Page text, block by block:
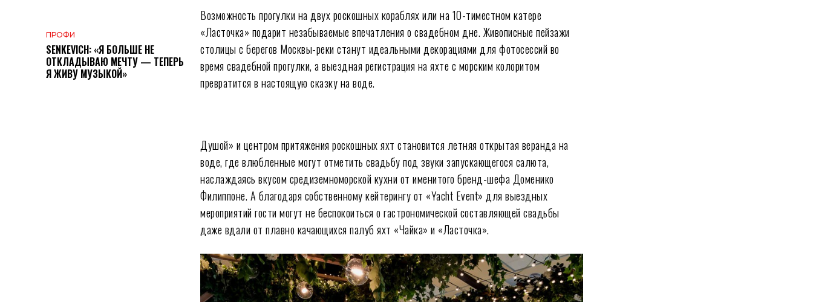
ПРОФИ
SENKEVICH: «Я БОЛЬШЕ НЕ
ОТКЛАДЫВАЮ МЕЧТУ — ТЕПЕРЬ
Я ЖИВУ МУЗЫКОЙ»
Возможность прогулки на двух роскошных кораблях или на 10-тиместном катере
«Ласточка» подарит незабываемые впечатления о свадебном дне. Живописные пейзажи
столицы с берегов Москвы-реки станут идеальными декорациями для фотосессий во
время свадебной прогулки, а выездная регистрация на яхте с морским колоритом
превратится в настоящую сказку на воде.
Душой» и центром притяжения роскошных яхт становится летняя открытая веранда на
воде, где влюбленные могут отметить свадьбу под звуки запускающегося салюта,
наслаждаясь вкусом средиземноморской кухни от именитого бренд-шефа Доменико
Филиппоне. А благодаря собственному кейтерингу от «Yacht Event» для выездных
мероприятий гости могут не беспокоиться о гастрономической составляющей свадьбы
даже вдали от плавно качающихся палуб яхт «Чайка» и «Ласточка».